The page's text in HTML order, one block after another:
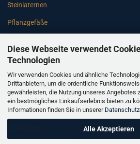
Diese Webseite verwendet
Technologien
Wir verwenden Cookies und ähnliche
Drittanbietern, um die ordentliche
gewährleisten, die Nutzung unseres Angebotes
ein bestmögliches Einkaufserlebnis bieten zu
Informationen finden Sie in unserer
Alle Akzeptieren
Steinlaternen
Pflanzgefäße
Gartenbänke
Pfeiler
Gartenbrunnen
Gartenfiguren